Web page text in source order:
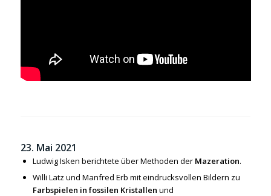
23. Mai 2021
Ludwig Isken berichtete über Methoden der Mazeration.
Willi Latz und Manfred Erb mit eindrucksvollen Bildern zu
Farbspielen in fossilen Kristallen und